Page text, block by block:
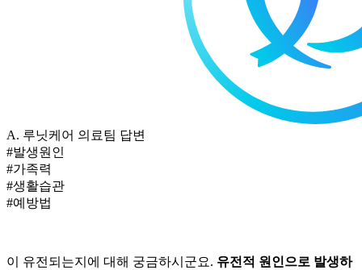
A. 루닛케어 의료팀 답변
#발생원인
#가족력
#생활습관
#예방법
이 유전되는지에 대해 궁금하시군요. 유전적 원인으로 발생하